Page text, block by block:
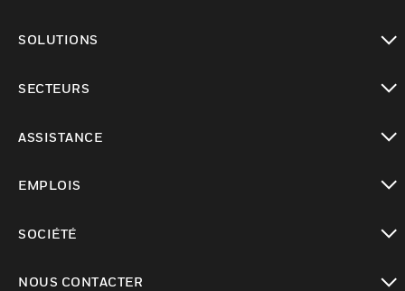
SOLUTIONS
SECTEURS
ASSISTANCE
EMPLOIS
SOCIÉTÉ
NOUS CONTACTER